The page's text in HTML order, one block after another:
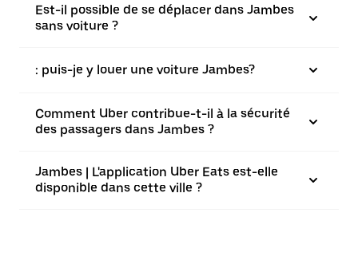
Est-il possible de se déplacer dans Jambes
sans voiture ?
: puis-je y louer une voiture Jambes?
Comment Uber contribue-t-il à la sécurité
des passagers dans Jambes ?
Jambes | L'application Uber Eats est-elle
disponible dans cette ville ?